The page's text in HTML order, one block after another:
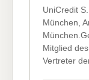
UniCredit
München,
Mitglied
Vertreter